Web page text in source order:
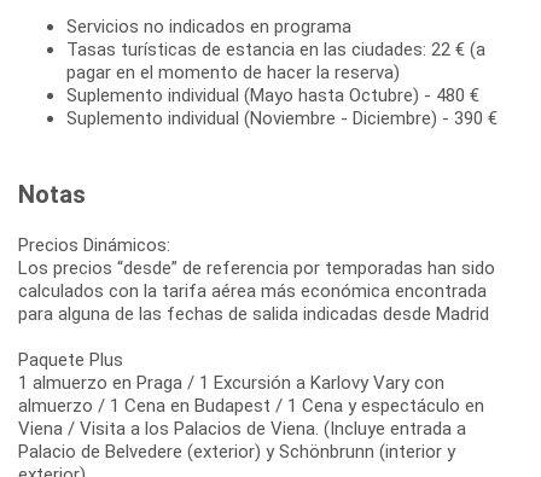
Servicios no indicados en programa
Tasas turísticas de estancia en las ciudades: 22 € (a
pagar en el momento de hacer la reserva)
Suplemento individual (Mayo hasta Octubre) - 480 €
Suplemento individual (Noviembre - Diciembre) - 390 €
Notas
Precios Dinámicos:
Los precios “desde” de referencia por temporadas han sido
calculados con la tarifa aérea más económica encontrada
para alguna de las fechas de salida indicadas desde Madrid
Paquete Plus
1 almuerzo en Praga / 1 Excursión a Karlovy Vary con
almuerzo / 1 Cena en Budapest / 1 Cena y espectáculo en
Viena / Visita a los Palacios de Viena. (Incluye entrada a
Palacio de Belvedere (exterior) y Schönbrunn (interior y